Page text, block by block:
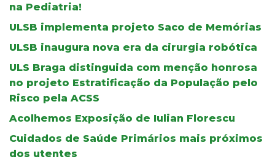
na Pediatria!
ULSB implementa projeto Saco de Memórias
ULSB inaugura nova era da cirurgia robótica
ULS Braga distinguida com menção honrosa
no projeto Estratificação da População pelo
Risco pela ACSS
Acolhemos Exposição de Iulian Florescu
Cuidados de Saúde Primários mais próximos
dos utentes